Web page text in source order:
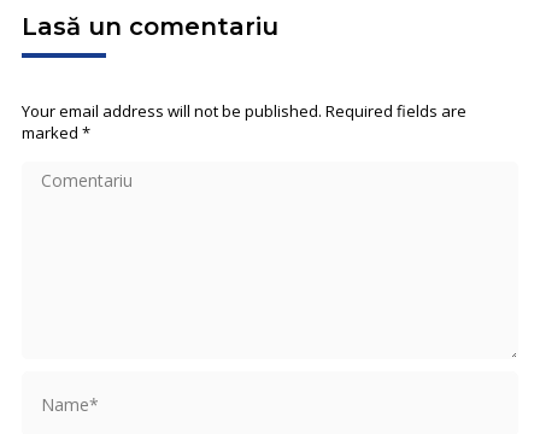
Lasă un comentariu
Your email address will not be published. Required fields are
marked *
Comentariu